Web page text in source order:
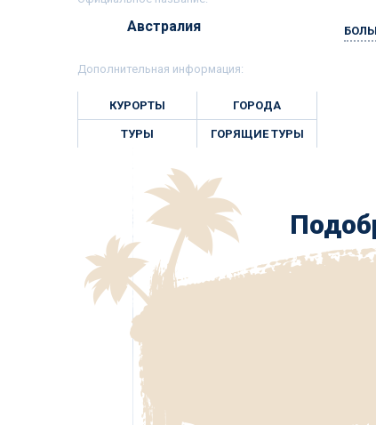
Австралия
Дополнительная информация:
КУРОРТЫ ГОРОДА
ТУРЫ ГОРЯЩИЕ ТУРЫ